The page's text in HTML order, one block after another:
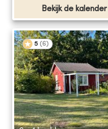
Bekijk de
5 (6)